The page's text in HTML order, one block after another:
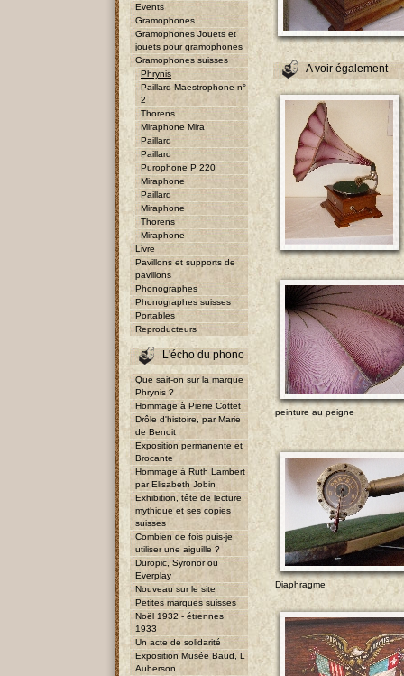
Events
Gramophones
Gramophones Jouets et
jouets pour gramophones
Gramophones suisses
Phrynis
Paillard Maestrophone n°
2
Thorens
Miraphone Mira
Paillard
Paillard
Purophone P 220
Miraphone
Paillard
Miraphone
Thorens
Miraphone
Livre
Pavillons et supports de
pavillons
Phonographes
Phonographes suisses
Portables
Reproducteurs
L'écho du phono
Que sait-on sur la marque
Phrynis ?
Hommage à Pierre Cottet
Drôle d'histoire, par Marie
de Benoit
Exposition permanente et
Brocante
Hommage à Ruth Lambert
par Elisabeth Jobin
Exhibition, tête de lecture
mythique et ses copies
suisses
Combien de fois puis-je
utiliser une aiguille ?
Duropic, Syronor ou
Everplay
Nouveau sur le site
Petites marques suisses
Noël 1932 - étrennes
1933
Un acte de solidarité
Exposition Musée Baud, L
Auberson
A voir également
peinture au peigne
Diaphragme